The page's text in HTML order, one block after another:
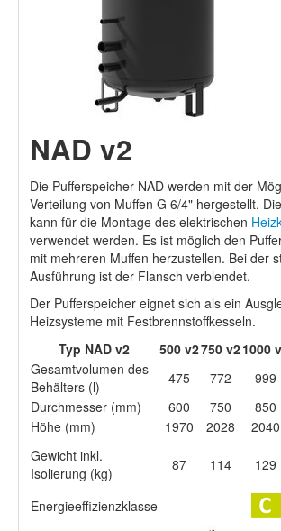
NAD v2
Die Pufferspeicher NAD werden mit der
Verteilung von Muffen G 6/4" hergestellt.
kann für die Montage des elektrischen
verwendet werden. Es ist möglich den
mit mehreren Muffen herzustellen. Bei der
Ausführung ist der Flansch verblendet.
Der Pufferspeicher eignet sich als ein
Heizsysteme mit Festbrennstoffkesseln.
Typ NAD v2
500 v2750 v21000
Gesamtvolumen des
Behälters (l)
475 772 999
Durchmesser (mm)
600 750 850
Höhe (mm)
1970 2028 2040
Gewicht inkl.
Isolierung (kg)
87 114 129
Energieeffizienzklasse